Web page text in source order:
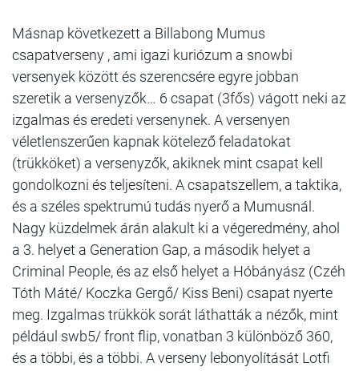
Másnap következett a Billabong Mumus
csapatverseny , ami igazi kuriózum a snowbi
versenyek között és szerencsére egyre jobban
szeretik a versenyzők… 6 csapat (3fős) vágott neki az
izgalmas és eredeti versenynek. A versenyen
véletlenszerűen kapnak kötelező feladatokat
(trükköket) a versenyzők, akiknek mint csapat kell
gondolkozni és teljesíteni. A csapatszellem, a taktika,
és a széles spektrumú tudás nyerő a Mumusnál.
Nagy küzdelmek árán alakult ki a végeredmény, ahol
a 3. helyet a Generation Gap, a második helyet a
Criminal People, és az első helyet a Hóbányász (Czéh
Tóth Máté/ Koczka Gergő/ Kiss Beni) csapat nyerte
meg. Izgalmas trükkök sorát láthatták a nézők, mint
például swb5/ front flip, vonatban 3 különböző 360,
és a többi, és a többi. A verseny lebonyolítását Lotfi